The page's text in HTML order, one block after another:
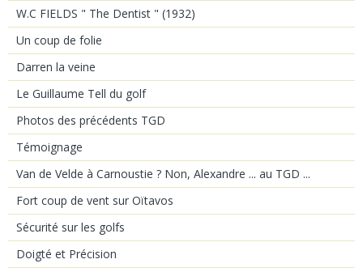
W.C FIELDS " The Dentist " (1932)
Un coup de folie
Darren la veine
Le Guillaume Tell du golf
Photos des précédents TGD
Témoignage
Van de Velde à Carnoustie ? Non, Alexandre ... au TGD ...
Fort coup de vent sur Oïtavos
Sécurité sur les golfs
Doigté et Précision